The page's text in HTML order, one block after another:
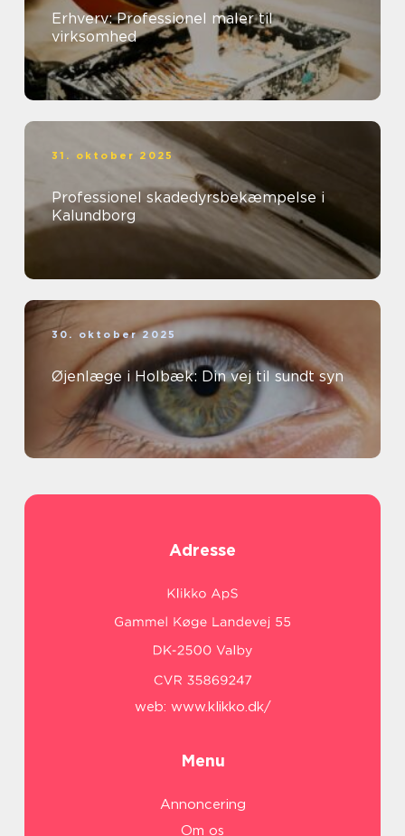
Erhverv: Professionel maler til
virksomhed
31. oktober 2025
Professionel skadedyrsbekæmpelse i
Kalundborg
30. oktober 2025
Øjenlæge i Holbæk: Din vej til sundt syn
Adresse
web: www.klikko.dk/
Menu
Annoncering
Om os